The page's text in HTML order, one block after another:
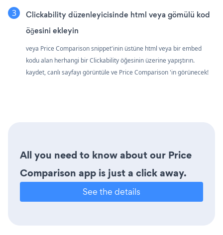
Clickability düzenleyicisinde html veya gömülü kod
öğesini ekleyin
veya Price Comparison snippet'inin üstüne html veya bir embed
kodu alan herhangi bir Clickability öğesinin üzerine yapıştırın.
kaydet, canlı sayfayı görüntüle ve Price Comparison 'in görünecek!
All you need to know about our Price
Comparison app is just a click away.
See the details